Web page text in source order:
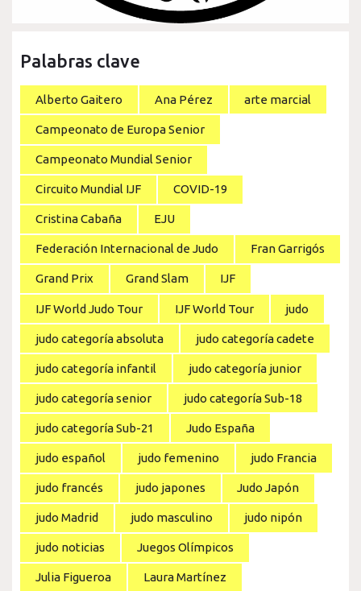
Palabras clave
Alberto Gaitero Ana Pérez arte marcial
Campeonato de Europa Senior
Campeonato Mundial Senior
Circuito Mundial IJF COVID-19
Cristina Cabaña EJU
Federación Internacional de Judo Fran Garrigós
Grand Prix Grand Slam IJF
IJF World Judo Tour IJF World Tour judo
judo categoría absoluta judo categoría cadete
judo categoría infantil judo categoría junior
judo categoría senior judo categoría Sub-18
judo categoría Sub-21 Judo España
judo español judo femenino judo Francia
judo francés judo japones Judo Japón
judo Madrid judo masculino judo nipón
judo noticias Juegos Olímpicos
Julia Figueroa Laura Martínez